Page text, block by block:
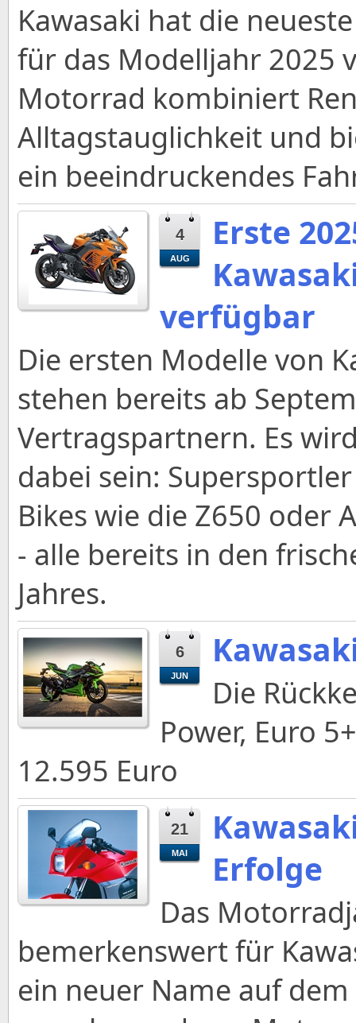
Kawasaki hat die
für das Modelljahr 2025
Motorrad kombiniert
Alltagstauglichkeit und
ein beeindruckendes
4
AUG
Erste
verfügbar
Die ersten Modelle von
stehen bereits ab
Vertragspartnern. Es
dabei sein:
Bikes wie die Z650 oder
- alle bereits in den
Jahres.
6
JUN
Die
Power, Euro
12.595 Euro
21
MAI
Erfolge
Das
bemerkenswert für
ein neuer Name auf